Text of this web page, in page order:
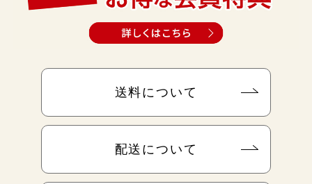
送料について
配送について